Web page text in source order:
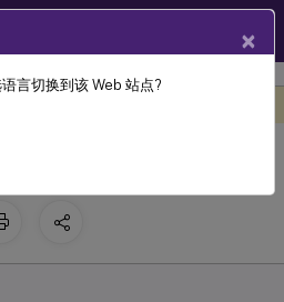
Environment Management 服务
×
言切换到该 Web 站点?